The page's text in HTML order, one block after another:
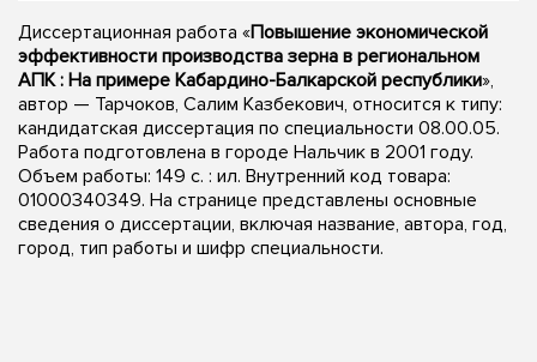
Диссертационная работа «Повышение экономической
эффективности производства зерна в региональном
АПК : На примере Кабардино-Балкарской республики»,
автор — Тарчоков, Салим Казбекович, относится к типу:
кандидатская диссертация по специальности 08.00.05.
Работа подготовлена в городе Нальчик в 2001 году.
Объем работы: 149 с. : ил. Внутренний код товара:
01000340349. На странице представлены основные
сведения о диссертации, включая название, автора, год,
город, тип работы и шифр специальности.